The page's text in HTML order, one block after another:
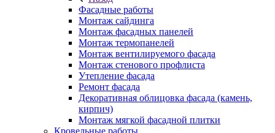
Фасадные работы
Монтаж сайдинга
Монтаж фасадных панелей
Монтаж термопанелей
Монтаж вентилируемого фасада
Монтаж стенового профлиста
Утепление фасада
Ремонт фасада
Декоративная облицовка фасада (камень,
кирпич)
Монтаж мягкой фасадной плитки
Кровельные работы